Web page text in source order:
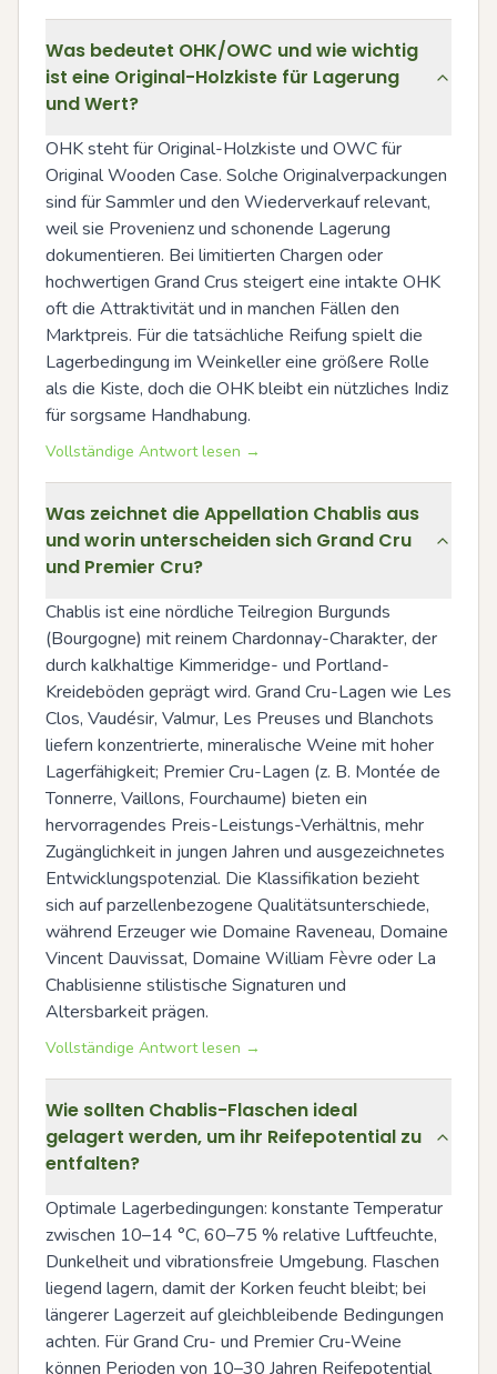
Was bedeutet OHK/OWC und wie wichtig
ist eine Original-Holzkiste für Lagerung
und Wert?
OHK steht für Original-Holzkiste und OWC für
Original Wooden Case. Solche Originalverpackungen
sind für Sammler und den Wiederverkauf relevant,
weil sie Provenienz und schonende Lagerung
dokumentieren. Bei limitierten Chargen oder
hochwertigen Grand Crus steigert eine intakte OHK
oft die Attraktivität und in manchen Fällen den
Marktpreis. Für die tatsächliche Reifung spielt die
Lagerbedingung im Weinkeller eine größere Rolle
als die Kiste, doch die OHK bleibt ein nützliches Indiz
für sorgsame Handhabung.
Vollständige Antwort lesen →
Was zeichnet die Appellation Chablis aus
und worin unterscheiden sich Grand Cru
und Premier Cru?
Chablis ist eine nördliche Teilregion Burgunds
(Bourgogne) mit reinem Chardonnay-Charakter, der
durch kalkhaltige Kimmeridge- und Portland-
Kreideböden geprägt wird. Grand Cru-Lagen wie Les
Clos, Vaudésir, Valmur, Les Preuses und Blanchots
liefern konzentrierte, mineralische Weine mit hoher
Lagerfähigkeit; Premier Cru-Lagen (z. B. Montée de
Tonnerre, Vaillons, Fourchaume) bieten ein
hervorragendes Preis-Leistungs-Verhältnis, mehr
Zugänglichkeit in jungen Jahren und ausgezeichnetes
Entwicklungspotenzial. Die Klassifikation bezieht
sich auf parzellenbezogene Qualitätsunterschiede,
während Erzeuger wie Domaine Raveneau, Domaine
Vincent Dauvissat, Domaine William Fèvre oder La
Chablisienne stilistische Signaturen und
Altersbarkeit prägen.
Vollständige Antwort lesen →
Wie sollten Chablis-Flaschen ideal
gelagert werden, um ihr Reifepotential zu
entfalten?
Optimale Lagerbedingungen: konstante Temperatur
zwischen 10–14 °C, 60–75 % relative Luftfeuchte,
Dunkelheit und vibrationsfreie Umgebung. Flaschen
liegend lagern, damit der Korken feucht bleibt; bei
längerer Lagerzeit auf gleichbleibende Bedingungen
achten. Für Grand Cru- und Premier Cru-Weine
können Perioden von 10–30 Jahren Reifepotential